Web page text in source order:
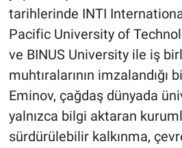
tarihlerinde INTI
Pacific University of
ve BINUS University ile iş
muhtıralarının imzalandığı
Eminov, çağdaş dünyada
yalnızca bilgi aktaran
sürdürülebilir kalkınma,